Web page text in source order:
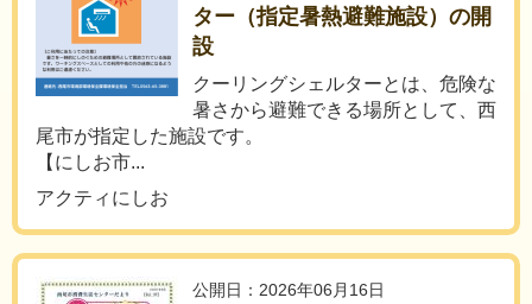
ター（指定暑熱避難施設）の開
設
クーリングシェルターとは、危険な
暑さから避難できる場所として、西
尾市が指定した施設です。
【にしお市...
アクティにしお
公開日：2026年06月16日